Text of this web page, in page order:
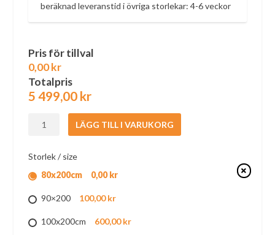
beräknad leveranstid i övriga storlekar: 4-6 veckor
Pris för tillval
0,00 kr
Totalpris
5 499,00 kr
Coco
futonmadras
från
natural
design
LÄGG TILL I VARUKORG
Storlek / size
80x200cm
0,00 kr
90×200 100,00 kr
100x200cm 600,00 kr